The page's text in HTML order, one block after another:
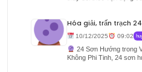
Hóa giải, trấn trạch
10/12/2025 09:02
24 Sơn Hướng trong
Không Phi Tinh, 24 sơn